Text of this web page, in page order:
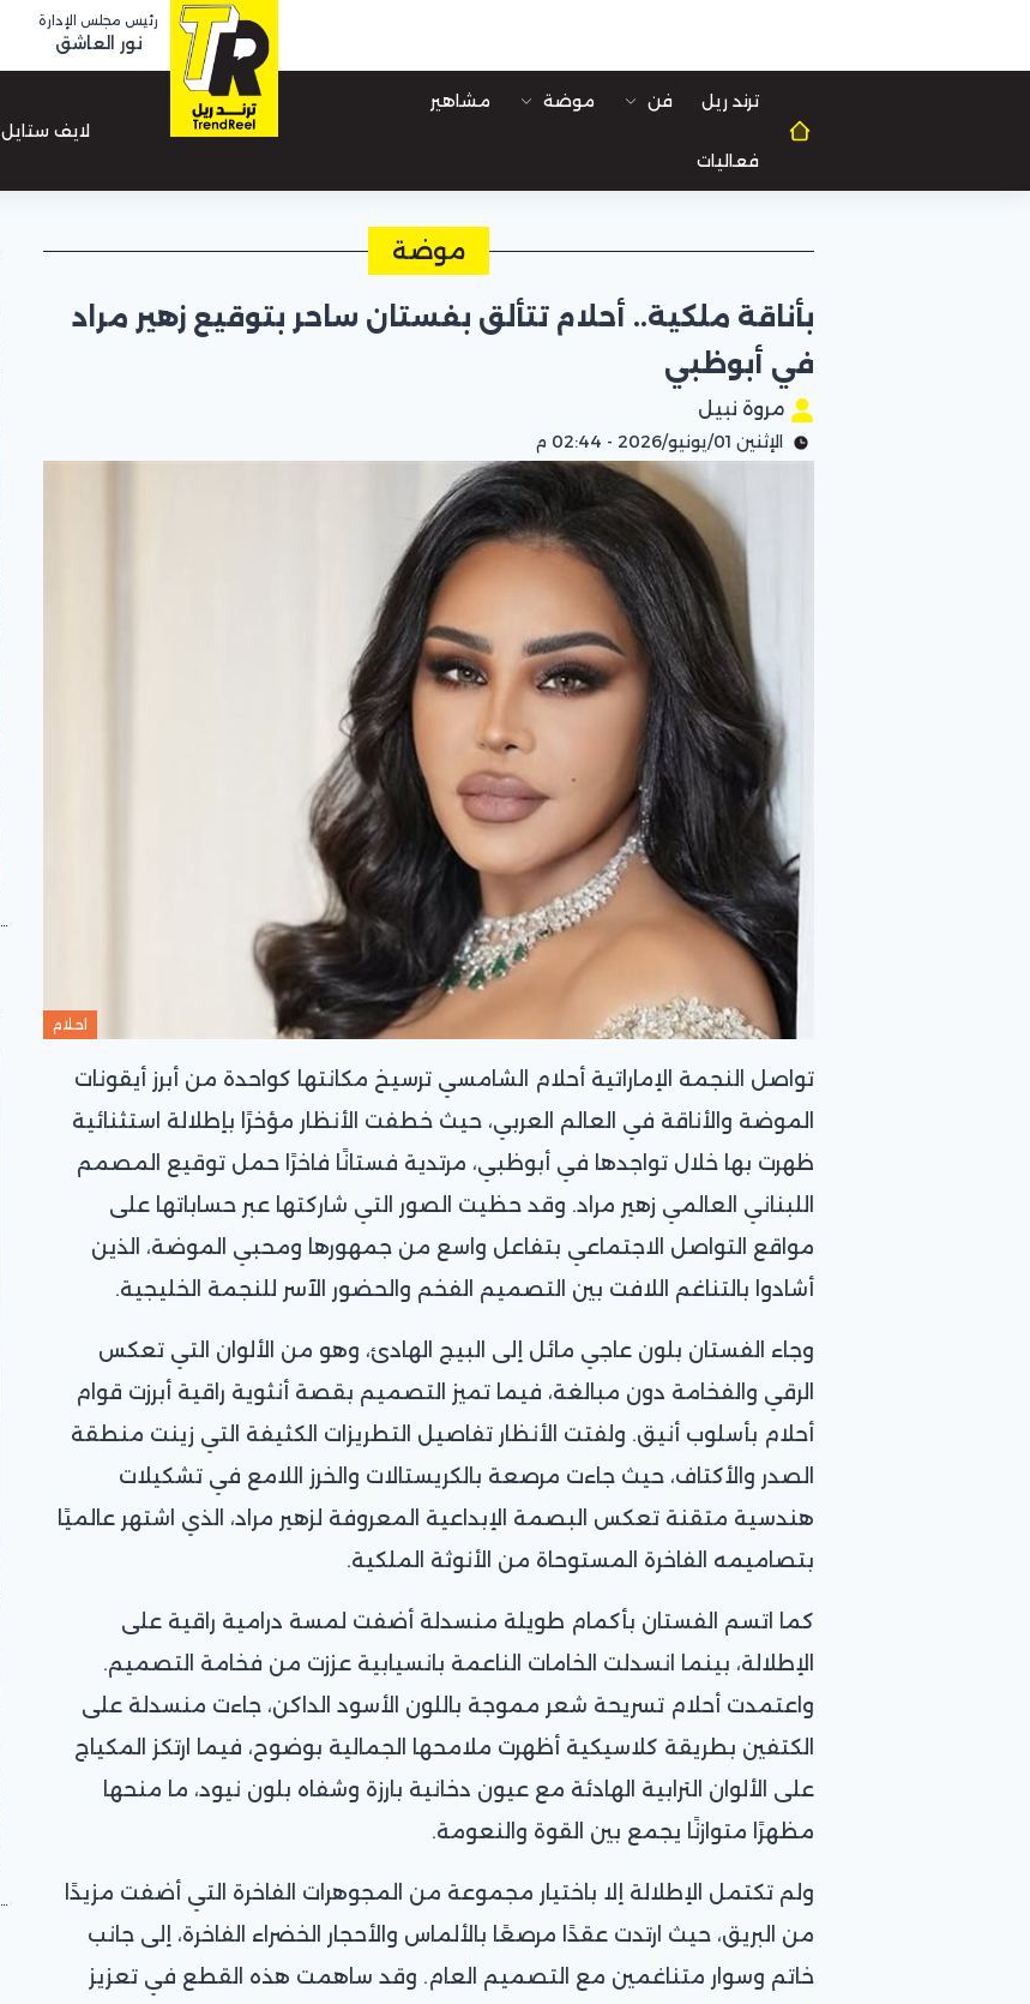
رئيس مجلس الإدارة
نور العاشق
ترند ريل فن موضة مشاهير
فعاليات
لايف ستايل
موضة
بأناقة ملكية.. أحلام تتألق بفستان ساحر بتوقيع زهير مراد
في أبوظبي
مروة نبيل
الإثنين 01/يونيو/2026 - 02:44 م
احلام
تواصل النجمة الإماراتية أحلام الشامسي ترسيخ مكانتها كواحدة من أبرز أيقونات
الموضة والأناقة في العالم العربي، حيث خطفت الأنظار مؤخرًا بإطلالة استثنائية
ظهرت بها خلال تواجدها في أبوظبي، مرتدية فستانًا فاخرًا حمل توقيع المصمم
اللبناني العالمي زهير مراد. وقد حظيت الصور التي شاركتها عبر حساباتها على
مواقع التواصل الاجتماعي بتفاعل واسع من جمهورها ومحبي الموضة، الذين
أشادوا بالتناغم اللافت بين التصميم الفخم والحضور الآسر للنجمة الخليجية.
وجاء الفستان بلون عاجي مائل إلى البيج الهادئ، وهو من الألوان التي تعكس
الرقي والفخامة دون مبالغة، فيما تميز التصميم بقصة أنثوية راقية أبرزت قوام
أحلام بأسلوب أنيق. ولفتت الأنظار تفاصيل التطريزات الكثيفة التي زينت منطقة
الصدر والأكتاف، حيث جاءت مرصعة بالكريستالات والخرز اللامع في تشكيلات
هندسية متقنة تعكس البصمة الإبداعية المعروفة لزهير مراد، الذي اشتهر عالميًا
بتصاميمه الفاخرة المستوحاة من الأنوثة الملكية.
كما اتسم الفستان بأكمام طويلة منسدلة أضفت لمسة درامية راقية على
الإطلالة، بينما انسدلت الخامات الناعمة بانسيابية عززت من فخامة التصميم.
واعتمدت أحلام تسريحة شعر مموجة باللون الأسود الداكن، جاءت منسدلة على
الكتفين بطريقة كلاسيكية أظهرت ملامحها الجمالية بوضوح، فيما ارتكز المكياج
على الألوان الترابية الهادئة مع عيون دخانية بارزة وشفاه بلون نيود، ما منحها
مظهرًا متوازنًا يجمع بين القوة والنعومة.
ولم تكتمل الإطلالة إلا باختيار مجموعة من المجوهرات الفاخرة التي أضفت مزيدًا
من البريق، حيث ارتدت عقدًا مرصعًا بالألماس والأحجار الخضراء الفاخرة، إلى جانب
خاتم وسوار متناغمين مع التصميم العام. وقد ساهمت هذه القطع في تعزيز